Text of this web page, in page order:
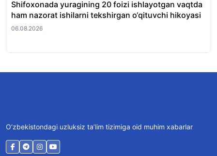
Shifoxonada yuragining 20 foizi ishlayotgan vaqtda
ham nazorat ishilarni tekshirgan o‘qituvchi hikoyasi
06.08.2026
O‘zbekistondagi uzluksiz ta’lim tizimiga oid muhim xabarlar